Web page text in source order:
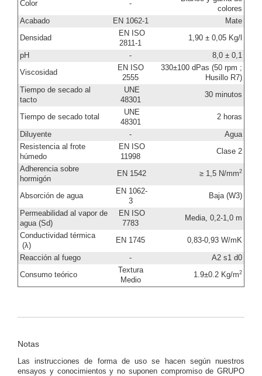
Color -
colores
Acabado
EN 1062-1 Mate
Densidad
EN ISO
2811-1
1,90 ± 0,05 Kg/l
pH - 8,0 ± 0,1
Viscosidad
EN ISO
2555
330±100 dPas (50 rpm ;
Husillo R7)
Tiempo de secado al
tacto
UNE
48301
30 minutos
Tiempo de secado total
UNE
48301
2 horas
Diluyente -
Agua
Resistencia al frote
húmedo
EN ISO
11998
Clase 2
Adherencia sobre
hormigón
EN 1542 ≥ 1,5 N/mm2
Absorción de agua
EN 1062-
3
Baja (W3)
Permeabilidad al vapor de
agua (Sd)
EN ISO
7783
Media, 0,2-1,0 m
Conductividad térmica
(λ)
EN 1745 0,83-0,93 W/mK
Reacción al fuego - A2 s1 d0
Consumo teórico
Textura
Medio
1.9±0.2 Kg/m2
Notas
Las instrucciones de forma de uso se hacen según nuestros
ensayos y conocimientos y no suponen compromiso de GRUPO